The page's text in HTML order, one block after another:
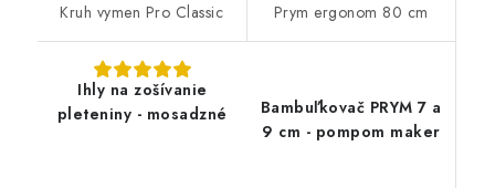
Kruh vymen Pro Classic Prym ergonom 80 cm
Ihly na zošívanie
pleteniny - mosadzné
Bambuľkovač PRYM 7 a
9 cm - pompom maker